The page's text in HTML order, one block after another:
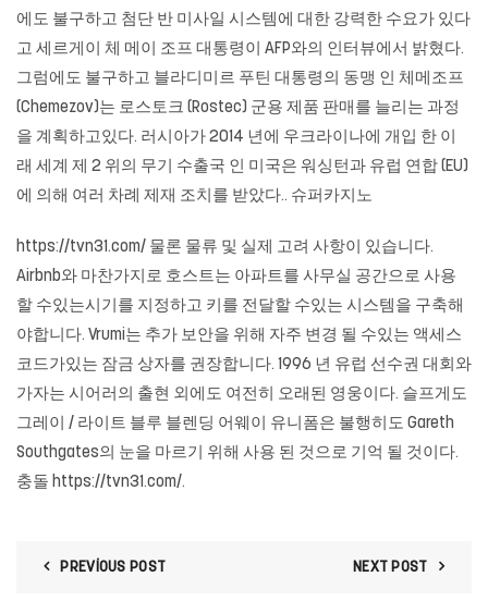
에도 불구하고 첨단 반 미사일 시스템에 대한 강력한 수요가 있다
고 세르게이 체 메이 조프 대통령이 AFP와의 인터뷰에서 밝혔다.
그럼에도 불구하고 블라디미르 푸틴 대통령의 동맹 인 체메조프
(Chemezov)는 로스토크 (Rostec) 군용 제품 판매를 늘리는 과정
을 계획하고있다. 러시아가 2014 년에 우크라이나에 개입 한 이
래 세계 제 2 위의 무기 수출국 인 미국은 워싱턴과 유럽 연합 (EU)
에 의해 여러 차례 제재 조치를 받았다.. 슈퍼카지노
https://tvn31.com/ 물론 물류 및 실제 고려 사항이 있습니다.
Airbnb와 마찬가지로 호스트는 아파트를 사무실 공간으로 사용
할 수있는시기를 지정하고 키를 전달할 수있는 시스템을 구축해
야합니다. Vrumi는 추가 보안을 위해 자주 변경 될 수있는 액세스
코드가있는 잠금 상자를 권장합니다. 1996 년 유럽 선수권 대회와
가자는 시어러의 출현 외에도 여전히 오래된 영웅이다. 슬프게도
그레이 / 라이트 블루 블렌딩 어웨이 유니폼은 불행히도 Gareth
Southgates의 눈을 마르기 위해 사용 된 것으로 기억 될 것이다.
충돌 https://tvn31.com/.
PREVIOUS POST NEXT POST